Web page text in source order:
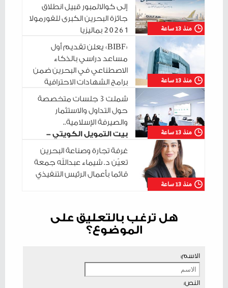
منذ 13 ساعة
إلى كوالالمبور قبيل انطلاق
جائزة البحرين الكبرى للفورمولا
1 2026 بماليزيا
منذ 13 ساعة
«BIBF» يعلن تقديم أول
مساعد دراسي بالذكاء
الاصطناعي في البحرين ضمن
برامج الشهادات الاحترافية
منذ 13 ساعة
شملت 3 جلسات متخصصة
حول التداول والاستثمار
والصيرفة الإسلامية..
بيت التمويل الكويتي -
البحرين يختتم سلسلة جلساته التدريبية في
مدينة شباب 2030
منذ 13 ساعة
غرفة تجارة وصناعة البحرين
تعيّن د. شيماء عبدالله جمعة
قائما بأعمال الرئيس التنفيذي
هل ترغب بالتعليق على
الموضوع؟
الاسم:
النص: